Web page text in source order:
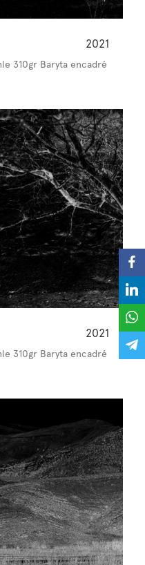
2021
310gr Baryta encadré
2021
310gr Baryta encadré